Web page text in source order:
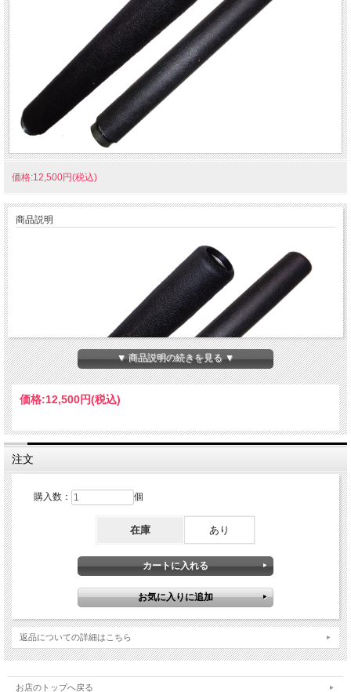
価格:12,500円(税込)
商品説明
す。メーカーでは表皮交換はフォームビニルグリップとWAVE MASTERのみをリリ
この商品はエアウエイトバトンのハンドルグリップなのでT6-7075アルミ合金で出
来ています。4140鋼のDURATECをお持ちの方はスチールで出来たハンドルグリッ
プをお買い求めください。
ハンドルグリップの交換は簡単です。エンドキャップを取り外し、中身のチューブ
を抜き取り、新しいハンドルに挿入します。最後にエンドキャップを取り付けて完
成です。
▼ 商品説明の続きを見る ▼
価格:12,500円(税込)
注文
購入数： 個
在庫 あり
返品についての詳細はこちら
お店のトップへ戻る